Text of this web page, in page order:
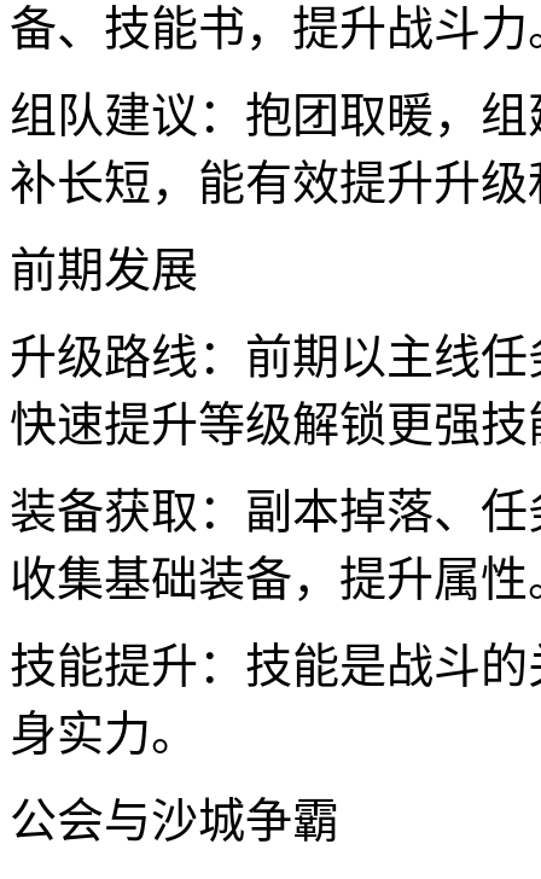
备、技能书，提升战斗力
组队建议：抱团取暖，
补长短，能有效提升升
前期发展
升级路线：前期以主线
快速提升等级解锁更强
装备获取：副本掉落、
收集基础装备，提升属性
技能提升：技能是战斗
身实力。
公会与沙城争霸